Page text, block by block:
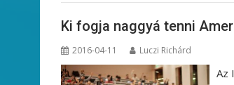
Ki fogja naggyá tenni
2016-04-11 Luczi Richárd
Az